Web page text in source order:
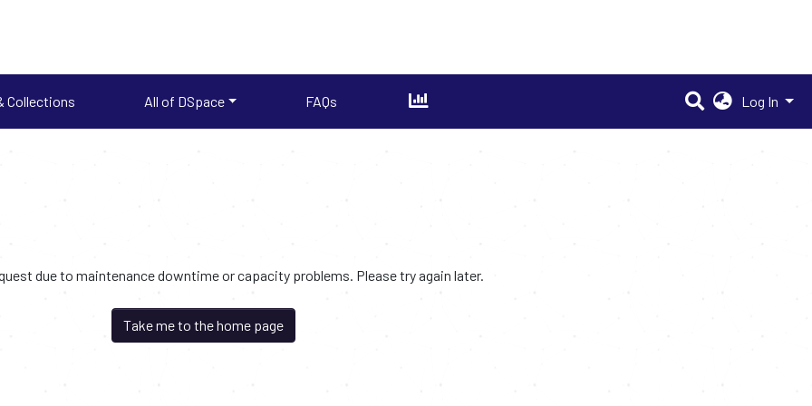
Collections All of DSpace FAQs Log In
due to maintenance downtime or capacity problems. Please try again later.
Take me to the home page